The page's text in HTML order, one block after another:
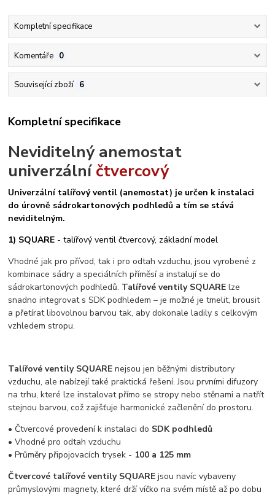
Kompletní specifikace
Komentáře 0
Související zboží 6
Kompletní specifikace
Neviditelný anemostat
univerzálníčtvercový
Univerzální talířový ventil (anemostat) je určen k instalaci
do úrovně sádrokartonových podhledů a tím se stává
neviditelným.
1) SQUARE - talířový ventil čtvercový, základní model
Vhodné jak pro přívod, tak i pro odtah vzduchu, jsou vyrobené z
kombinace sádry a speciálních příměsí a instalují se do
sádrokartonových podhledů. Talířové ventily SQUARE lze
snadno integrovat s SDK podhledem – je možné je tmelit, brousit
a přetírat libovolnou barvou tak, aby dokonale ladily s celkovým
vzhledem stropu.
Talířové ventily SQUARE nejsou jen běžnými distributory
vzduchu, ale nabízejí také praktická řešení. Jsou prvními difuzory
na trhu, které lze instalovat přímo se stropy nebo stěnami a natřít
stejnou barvou, což zajišťuje harmonické začlenění do prostoru.
• Čtvercové provedení k instalaci do SDK podhledů
• Vhodné pro odtah vzduchu
•Průměry připojovacích trysek - 100 a 125 mm
Čtvercové talířové ventily SQUARE jsou navíc vybaveny
průmyslovými magnety, které drží víčko na svém místě až po dobu